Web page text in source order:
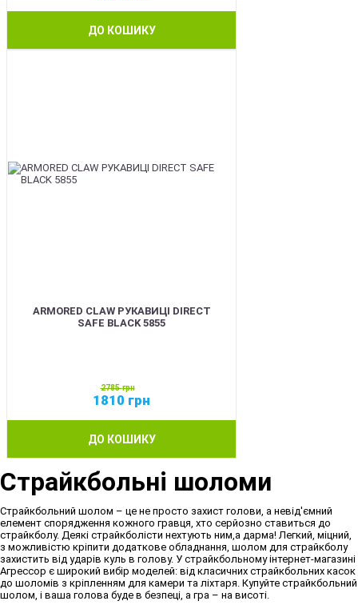
ДО КОШИКУ
ARMORED CLAW РУКАВИЦІ DIRECT
SAFE BLACK 5855
2785грн
1810 грн
ДО КОШИКУ
Страйкбольні шоломи
Страйкбольний шолом – це не просто захист голови, а невід'ємний
елемент спорядження кожного гравця, хто серйозно ставиться до
страйкболу. Деякі страйкболісти нехтують ним,а дарма! Легкий, міцний,
з можливістю кріпити додаткове обладнання, шолом для страйкболу
захистить від ударів куль в голову. У страйкбольному інтернет-магазині
Агрессор є широкий вибір моделей: від класичних страйкбольних касок
до шоломів з кріпленням для камери та ліхтаря. Купуйте страйкбольний
шолом, і ваша голова буде в безпеці, а гра – на висоті.